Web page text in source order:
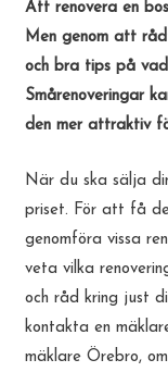
Att renovera en
Men genom att
och bra tips på
Smårenoveringar
den mer attraktiv
När du ska sälja
priset. För att få
genomföra vissa
veta vilka
och råd kring just
kontakta en
mäklare Örebro,